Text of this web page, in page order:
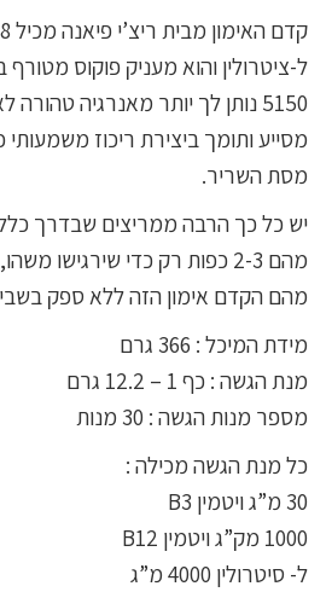
ל-ציטרולין והוא מעניק פוקוס מטורף
5150 נותן לך יותר מאנרגיה
מסייע ותומך ביצירת ריכוז
מסת השריר.
יש כל כך הרבה ממריצים שבדרך
מהם 2-3 כפות רק כדי שירגישו
מהם הקדם אימון הזה ללא ספק
מידת המיכל : 366 גרם
מנת הגשה : כף 1 – 12.2 גרם
מספר מנות הגשה : 30 מנות
כל מנת הגשה מכילה :
30 מ”ג ויטמין B3
1000 מק”ג ויטמין B12
ל- סיטרולין 4000 מ”ג